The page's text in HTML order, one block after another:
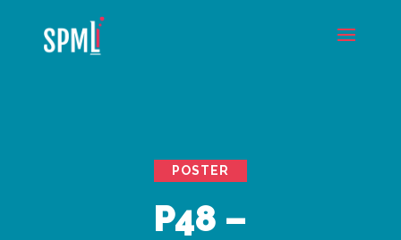
POSTER
P48 –